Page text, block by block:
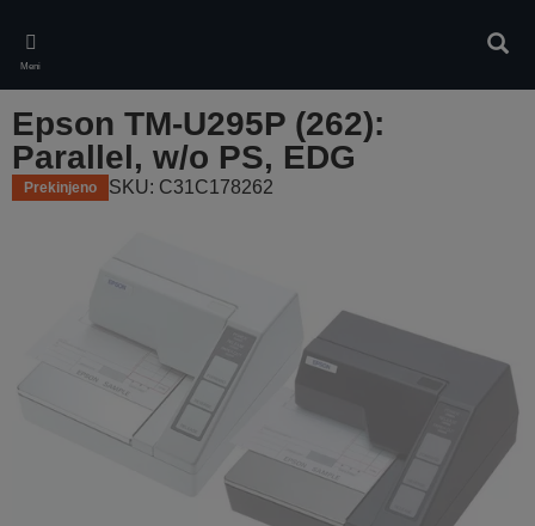
main
content
Meni
Epson TM-U295P (262):
Parallel, w/o PS, EDG
Prekinjeno SKU: C31C178262